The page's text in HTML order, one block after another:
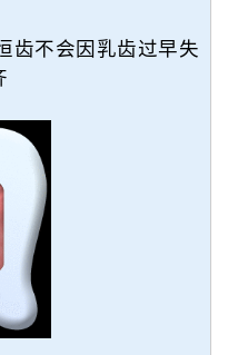
齿不会因乳齿过早失